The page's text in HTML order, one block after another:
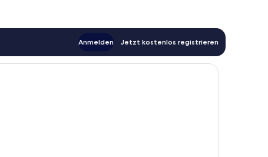
Anmelden Jetzt kostenlos registrieren